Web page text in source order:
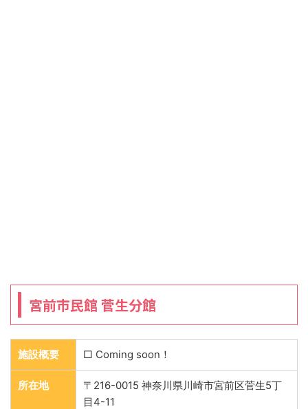
宮前市民館 菅生分館
施設概要 □ Coming soon！
所在地
〒216-0015 神奈川県川崎市宮前区菅生5丁
目4-11